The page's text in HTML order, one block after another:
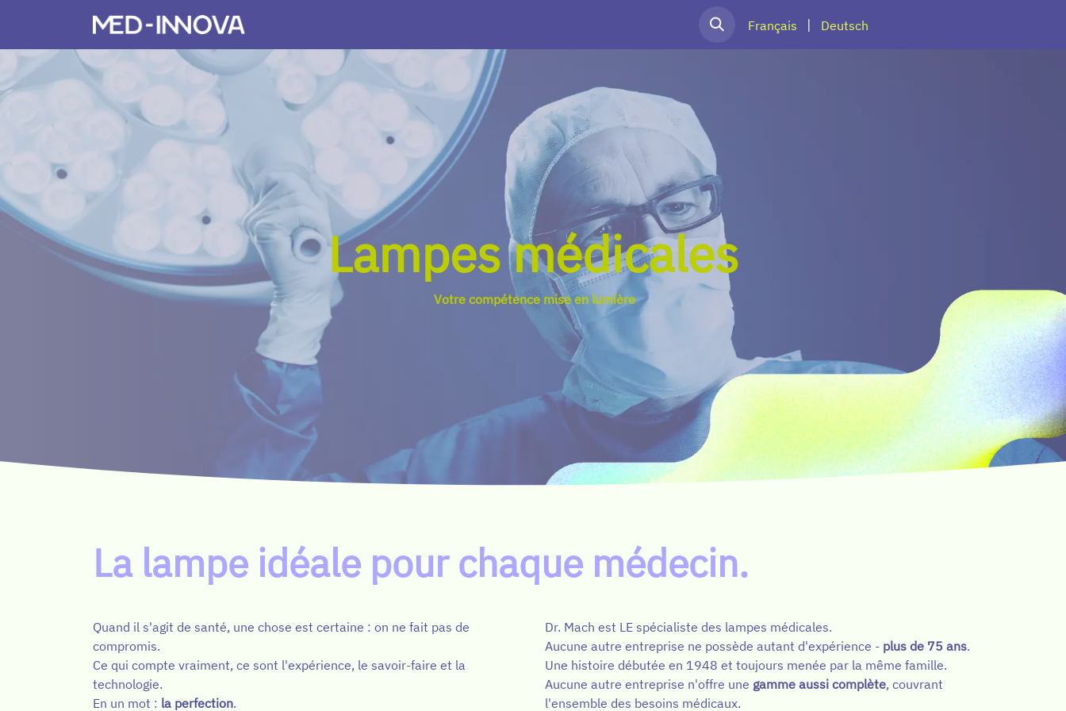
Français | Deutsch
Lampes médicales
Votre compétence mise en lumière
​La lampe idéale pour chaque médecin.
Quand il s'agit de santé, une chose est certaine : on ne fait pas de
compromis.
Ce qui compte vraiment, ce sont l'expérience, le savoir-faire et la
technologie.
En un mot : la perfection.
Dr. Mach est LE spécialiste des lampes médicales.
Aucune autre entreprise ne possède autant d'expérience - plus de 75 ans.
Une histoire débutée en 1948 et toujours menée par la même famille.
Aucune autre entreprise n'offre une gamme aussi complète, couvrant
l'ensemble des besoins médicaux.